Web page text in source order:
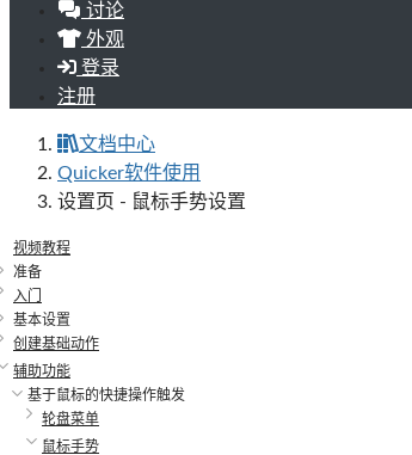
讨论
外观
登录
注册
文档中心
Quicker软件使用
设置页 - 鼠标手势设置
视频教程
准备
入门
基本设置
创建基础动作
辅助功能
基于鼠标的快捷操作触发
轮盘菜单
鼠标手势